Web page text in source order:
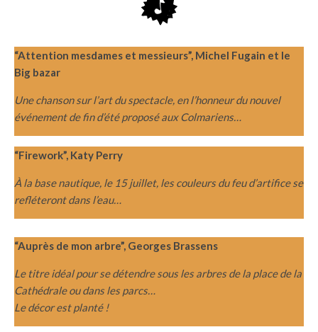
“Attention mesdames et messieurs”, Michel Fugain et le
Big bazar
Une chanson sur l’art du spectacle, en l’honneur du nouvel
événement de fin d’été proposé aux Colmariens…
“Firework”, Katy Perry
À la base nautique, le 15 juillet, les couleurs du feu d’artifice se
refléteront dans l’eau…
“Auprès de mon arbre”, Georges Brassens
Le titre idéal pour se détendre sous les arbres de la place de la
Cathédrale ou dans les parcs…
Le décor est planté !